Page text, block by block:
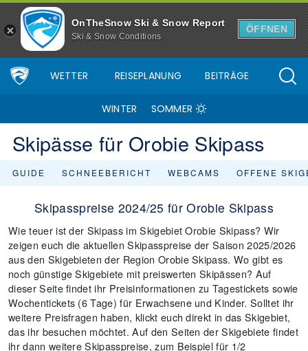
OnTheSnow Ski & Snow Report
Ski & Snow Conditions
ÖFFNEN
WETTER REISEPLANUNG BEITRÄGE
WINTER SOMMER
Skipässe für Orobie Skipass
GUIDE SCHNEEBERICHT WEBCAMS OFFENE
Skipasspreise 2024/25 für Orobie Skipass
Wie teuer ist der Skipass im Skigebiet Orobie Skipass? Wir
zeigen euch die aktuellen Skipasspreise der Saison 2025/2026
aus den Skigebieten der Region Orobie Skipass. Wo gibt es
noch günstige Skigebiete mit preiswerten Skipässen? Auf
dieser Seite findet ihr Preisinformationen zu Tagestickets sowie
Wochentickets (6 Tage) für Erwachsene und Kinder. Solltet ihr
weitere Preisfragen haben, klickt euch direkt in das Skigebiet,
das ihr besuchen möchtet. Auf den Seiten der Skigebiete findet
ihr dann weitere Skipasspreise, zum Beispiel für 1/2